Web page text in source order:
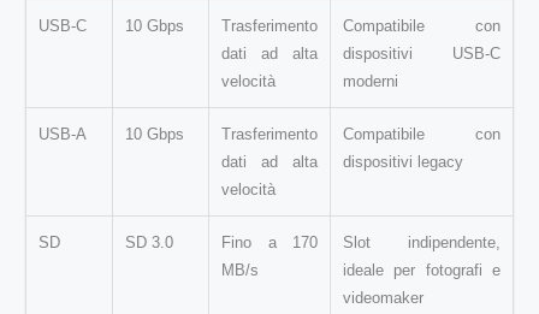
USB-C 10 Gbps
Trasferimento
dati ad alta
velocità
Compatibile con
dispositivi USB-C
moderni
USB-A 10 Gbps
Trasferimento
dati ad alta
velocità
Compatibile con
dispositivi legacy
SD SD 3.0
Fino a 170
MB/s
Slot indipendente,
ideale per fotografi e
videomaker